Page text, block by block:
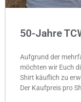
50-Jahre
Aufgrund der
möchten wir Euch
Shirt käuflich zu
Der Kaufpreis pro